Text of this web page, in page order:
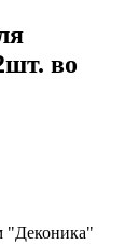
во
"Деконика"